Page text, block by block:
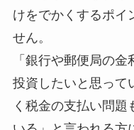
けをでかくするポイ
せん。
「銀行や郵便局の
投資したいと思って
く税金の支払い問題